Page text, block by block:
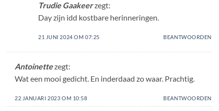
Trudie Gaakeerzegt:
Day zijn idd kostbare herinneringen.
21 JUNI 2024 OM 07:25 BEANTWOORDEN
Antoinettezegt:
Wat een mooi gedicht. En inderdaad zo waar. Prachtig.
22 JANUARI 2023 OM 10:58 BEANTWOORDEN